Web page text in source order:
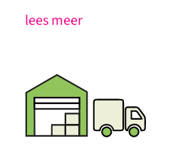
lees meer